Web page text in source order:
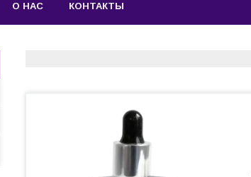
О НАС КОНТАКТЫ